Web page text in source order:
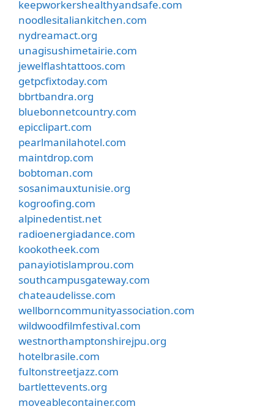
keepworkershealthyandsafe.com
noodlesitaliankitchen.com
nydreamact.org
unagisushimetairie.com
jewelflashtattoos.com
getpcfixtoday.com
bbrtbandra.org
bluebonnetcountry.com
epicclipart.com
pearlmanilahotel.com
maintdrop.com
bobtoman.com
sosanimauxtunisie.org
kogroofing.com
alpinedentist.net
radioenergiadance.com
kookotheek.com
panayiotislamprou.com
southcampusgateway.com
chateaudelisse.com
wellborncommunityassociation.com
wildwoodfilmfestival.com
westnorthamptonshirejpu.org
hotelbrasile.com
fultonstreetjazz.com
bartlettevents.org
moveablecontainer.com